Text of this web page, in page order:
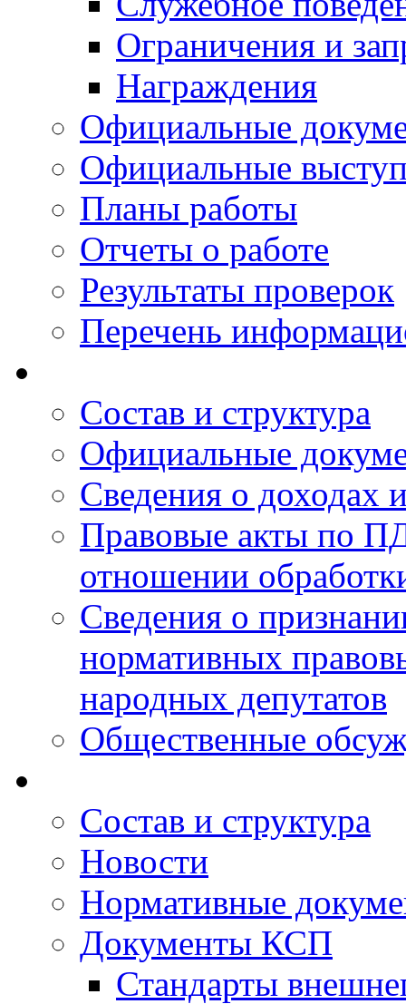
Ограничения и
Награждения
Официальные
Официальные
Планы работы
Отчеты о работе
Результаты проверок
Перечень
Состав и структура
Официальные
Сведения о доходах
Правовые акты по
отношении
Сведения о
нормативных
народных депутатов
Общественные
Состав и структура
Новости
Нормативные
Документы КСП
Стандарты